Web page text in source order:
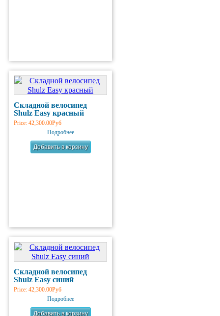
Складной велосипед
Shulz Easy красный
Price: 42,300.00Руб
Подробнее
Складной велосипед
Shulz Easy синий
Price: 42,300.00Руб
Подробнее